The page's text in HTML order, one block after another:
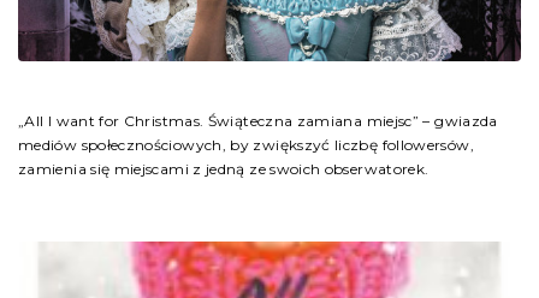
„All I want for Christmas. Świąteczna zamiana miejsc” – gwiazda
mediów społecznościowych, by zwiększyć liczbę followersów,
zamienia się miejscami z jedną ze swoich obserwatorek.